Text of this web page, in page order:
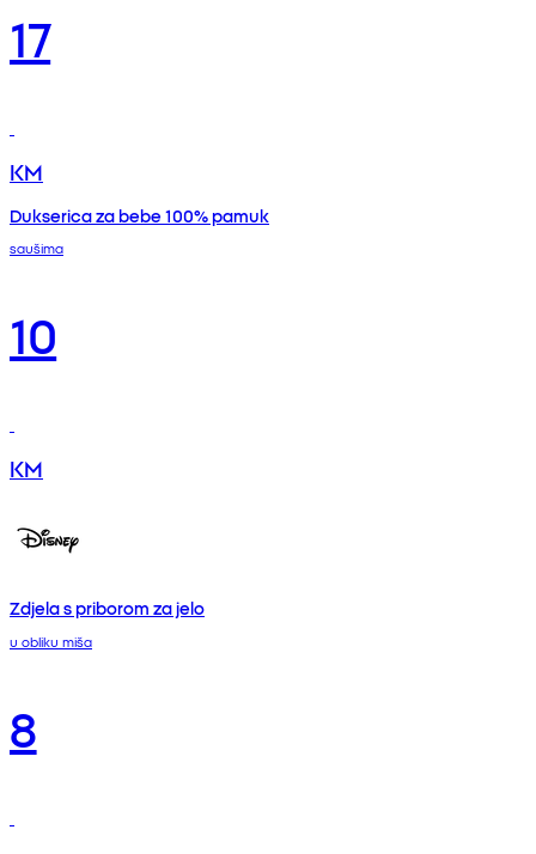
17
KM
Dukserica za bebe 100% pamuk
saušima
10
KM
Zdjela s priborom za jelo
u obliku miša
8